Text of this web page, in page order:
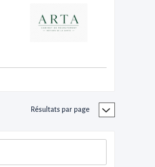
Résultats par page